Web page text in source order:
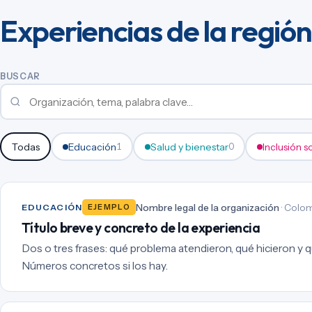
Experiencias de la región
BUSCAR
Todas Educación1 Salud y bienestar0 Inclusión
EDUCACIÓN EJEMPLO Nombre legal de la organización ·
Título breve y concreto de la experiencia
Dos o tres frases: qué problema atendieron, qué hicieron y
Números concretos si los hay.